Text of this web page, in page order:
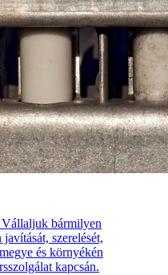
Vállaljuk bármilyen
szerelését,
és környékén
kapcsán.